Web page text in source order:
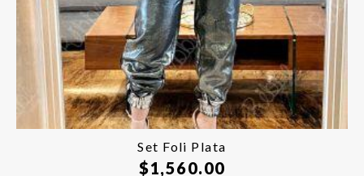
Set Foli Plata
$1,560.00